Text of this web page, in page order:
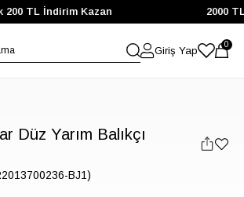
TL İndirim Kazan 2000
Giriş Yap
0
Düz Yarım Balıkçı
BJ1)